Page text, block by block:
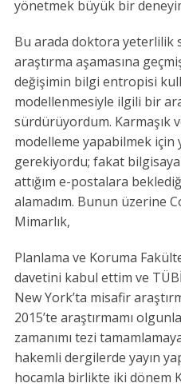
yönetmek büyük bir
Bu arada doktora yeterlilik
araştırma aşamasına
değişimin bilgi entropisi
modellenmesiyle ilgili bir
sürdürüyordum. Karmaşık
modelleme yapabilmek için
gerekiyordu; fakat
attığım e-postalara
alamadım. Bunun üzerine
Mimarlık,
Planlama ve Koruma
davetini kabul ettim ve
New York’ta misafir
2015’te araştırmamı
zamanımı tezi
hakemli dergilerde yayın
hocamla birlikte iki dönem